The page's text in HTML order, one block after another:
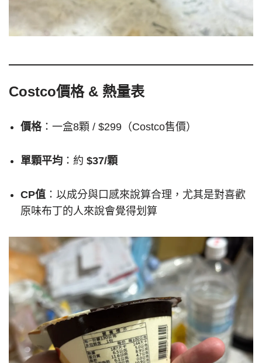
Costco價格 & 熱量表
價格：一盒8顆 / $299（Costco售價）
單顆平均 ：約 $37/顆
CP值 ：以成分與口感來說算合理，尤其是對喜歡
原味布丁的人來說會覺得划算